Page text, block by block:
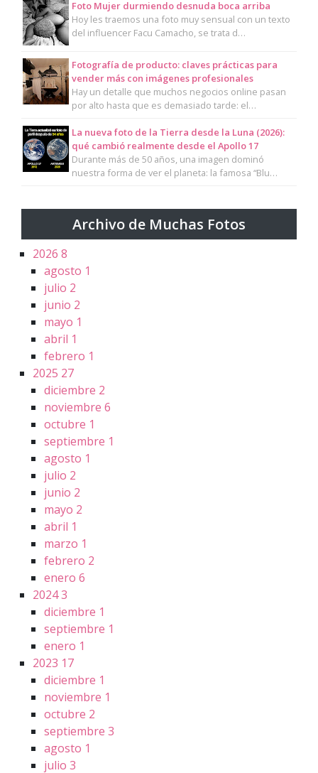
Foto Mujer durmiendo desnuda boca arriba
Hoy les traemos una foto muy sensual con un texto
del influencer Facu Camacho, se trata d…
Fotografía de producto: claves prácticas para
vender más con imágenes profesionales
Hay un detalle que muchos negocios online pasan
por alto hasta que es demasiado tarde: el…
La nueva foto de la Tierra desde la Luna (2026):
qué cambió realmente desde el Apollo 17
Durante más de 50 años, una imagen dominó
nuestra forma de ver el planeta: la famosa “Blu…
Archivo de Muchas Fotos
2026 8
agosto 1
julio 2
junio 2
mayo 1
abril 1
febrero 1
2025 27
diciembre 2
noviembre 6
octubre 1
septiembre 1
agosto 1
julio 2
junio 2
mayo 2
abril 1
marzo 1
febrero 2
enero 6
20243
diciembre 1
septiembre 1
enero 1
2023 17
diciembre 1
noviembre 1
octubre 2
septiembre 3
agosto 1
julio 3